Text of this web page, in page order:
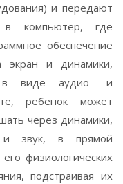
и передают
в компьютер, где
обеспечение
экран и динамики,
в виде аудио- и
ребенок может
через динамики,
и звук, в прямой
физиологических
подстраивая их